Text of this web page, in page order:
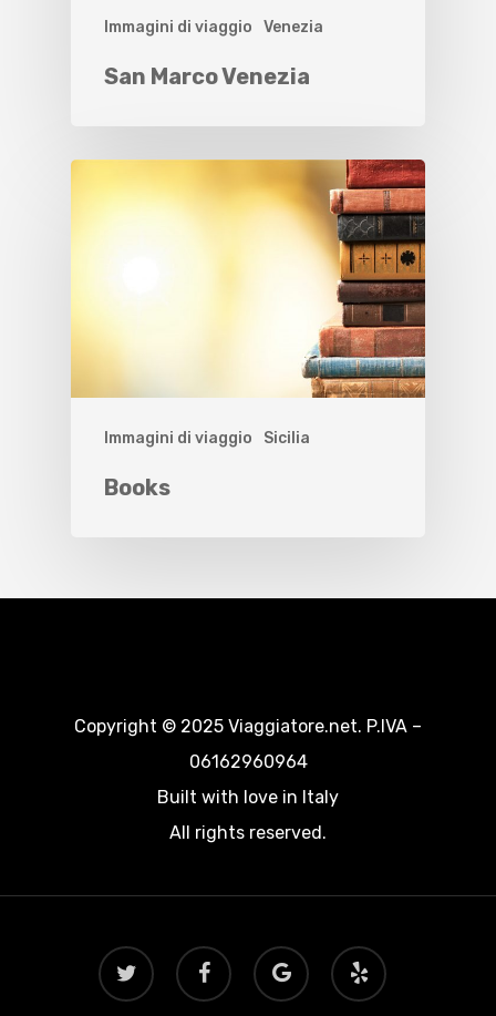
Immagini di viaggio Venezia
San Marco Venezia
Immagini di viaggio Sicilia
Books
Copyright © 2025 Viaggiatore.net. P.IVA –
06162960964
Built with love in Italy
All rights reserved.
twitter facebook
google-
plus
yelp